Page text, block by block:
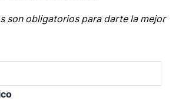
son obligatorios para darte la mejor